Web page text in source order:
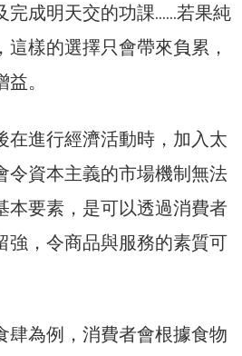
完成明天交的功課……若果純
樣的選擇只會帶來負累，
。
在進行經濟活動時，加入太
令資本主義的市場機制無法
本要素，是可以透過消費者
強，令商品與服務的素質可
肆為例，消費者會根據食物